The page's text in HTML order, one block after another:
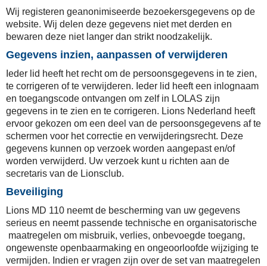
Wij registeren geanonimiseerde bezoekersgegevens op de
website. Wij delen deze gegevens niet met derden en
bewaren deze niet langer dan strikt noodzakelijk.
Gegevens inzien, aanpassen of verwijderen
Ieder lid heeft het recht om de persoonsgegevens in te zien,
te corrigeren of te verwijderen. Ieder lid heeft een inlognaam
en toegangscode ontvangen om zelf in LOLAS zijn
gegevens in te zien en te corrigeren. Lions Nederland heeft
ervoor gekozen om een deel van de persoonsgegevens af te
schermen voor het correctie en verwijderingsrecht. Deze
gegevens kunnen op verzoek worden aangepast en/of
worden verwijderd. Uw verzoek kunt u richten aan de
secretaris van de Lionsclub.
Beveiliging
Lions MD 110 neemt de bescherming van uw gegevens
serieus en neemt passende technische en organisatorische
maatregelen om misbruik, verlies, onbevoegde toegang,
ongewenste openbaarmaking en ongeoorloofde wijziging te
vermijden. Indien er vragen zijn over de set van maatregelen